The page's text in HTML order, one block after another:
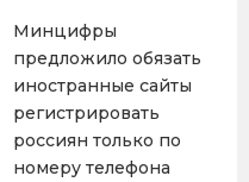
Минцифры
предложило обязать
иностранные сайты
регистрировать
россиян только по
номеру телефона